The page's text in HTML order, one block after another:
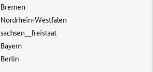
Bremen
Nordrhein-Westfalen
sachsen__freistaat
Bayern
Berlin